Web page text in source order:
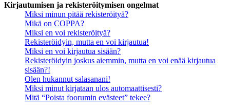
Kirjautumisen ja rekisteröitymisen ongelmat
Miksi minun pitää rekisteröityä?
Mikä on COPPA?
Miksi en voi rekisteröityä?
Rekisteröidyin, mutta en voi kirjautua!
Miksi en voi kirjautua sisään?
Rekisteröidyin joskus aiemmin, mutta en voi enää kirjautua
sisään?!
Olen hukannut salasanani!
Miksi minut kirjataan ulos automaattisesti?
Mitä “Poista foorumin evästeet” tekee?